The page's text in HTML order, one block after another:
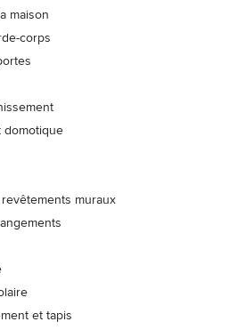
maison
corps
domotique
muraux
et tapis